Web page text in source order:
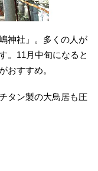
神社」。多くの人が
。11月中旬になると
おすすめ。
タン製の大鳥居も圧